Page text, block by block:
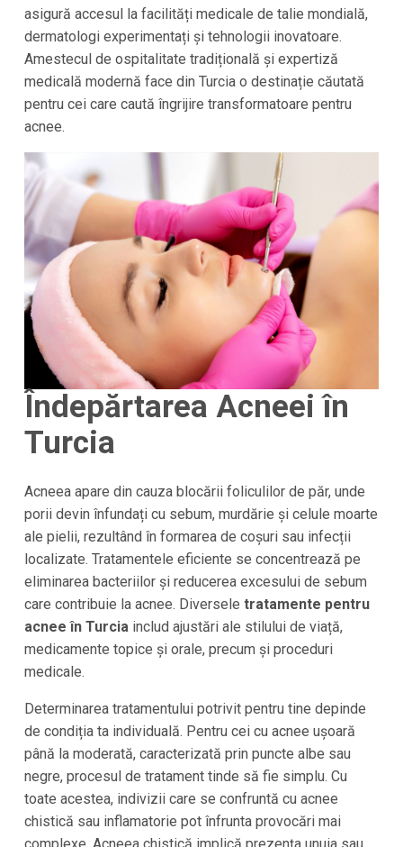
asigură accesul la facilități medicale de talie mondială,
dermatologi experimentați și tehnologii inovatoare.
Amestecul de ospitalitate tradițională și expertiză
medicală modernă face din Turcia o destinație căutată
pentru cei care caută îngrijire transformatoare pentru
acnee.
Îndepărtarea Acneei în
Turcia
Acneea apare din cauza blocării foliculilor de păr, unde
porii devin înfundați cu sebum, murdărie și celule moarte
ale pielii, rezultând în formarea de coșuri sau infecții
localizate. Tratamentele eficiente se concentrează pe
eliminarea bacteriilor și reducerea excesului de sebum
care contribuie la acnee. Diversele tratamente pentru
acnee în Turcia includ ajustări ale stilului de viață,
medicamente topice și orale, precum și proceduri
medicale.
Determinarea tratamentului potrivit pentru tine depinde
de condiția ta individuală. Pentru cei cu acnee ușoară
până la moderată, caracterizată prin puncte albe sau
negre, procesul de tratament tinde să fie simplu. Cu
toate acestea, indivizii care se confruntă cu acnee
chistică sau inflamatorie pot înfrunta provocări mai
complexe. Acneea chistică implică prezența unuia sau